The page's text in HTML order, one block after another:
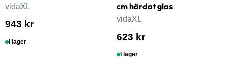
vidaXL
943 kr
I lager
cm härdat glas
vidaXL
623 kr
I lager